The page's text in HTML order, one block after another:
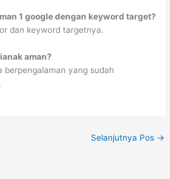
1 google dengan keyword target?
dan keyword targetnya.
aman?
berpengalaman yang sudah
Selanjutnya Pos →